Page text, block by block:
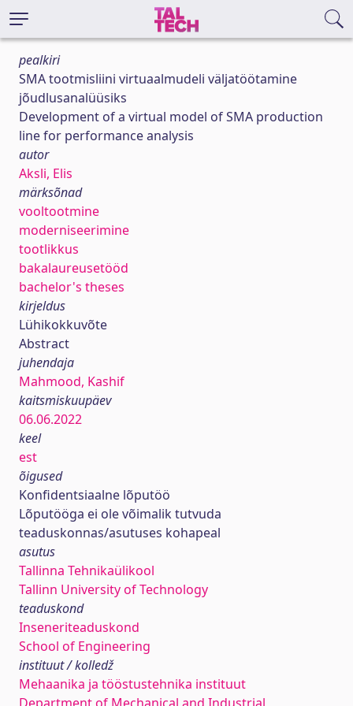
pealkiri
SMA tootmisliini virtuaalmudeli väljatöötamine
jõudlusanalüüsiks
Development of a virtual model of SMA production
line for performance analysis
autor
Aksli, Elis
märksõnad
vooltootmine
moderniseerimine
tootlikkus
bakalaureusetööd
bachelor's theses
kirjeldus
Lühikokkuvõte
Abstract
juhendaja
Mahmood, Kashif
kaitsmiskuupäev
06.06.2022
keel
est
õigused
Konfidentsiaalne lõputöö
Lõputööga ei ole võimalik tutvuda
teaduskonnas/asutuses kohapeal
asutus
Tallinna Tehnikaülikool
Tallinn University of Technology
teaduskond
Inseneriteaduskond
School of Engineering
instituut / kolledž
Mehaanika ja tööstustehnika instituut